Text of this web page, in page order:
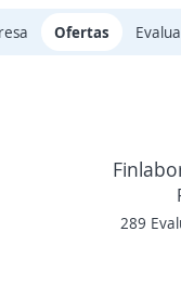
Ofertas
289